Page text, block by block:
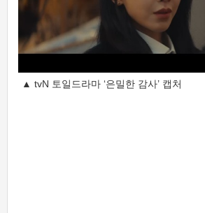
▲ tvN 토일드라마 ‘은밀한 감사’ 캡처